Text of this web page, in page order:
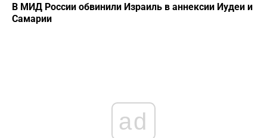
В МИД России обвинили Израиль в аннексии Иудеи и
Самарии
ad